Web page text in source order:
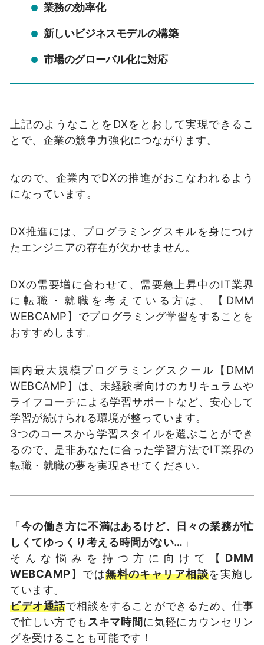
業務の効率化
新しいビジネスモデルの構築
市場のグローバル化に対応
上記のようなことをDXをとおして実現できるこ
とで、企業の競争力強化につながります。
なので、企業内でDXの推進がおこなわれるよう
になっています。
DX推進には、プログラミングスキルを身につけ
たエンジニアの存在が欠かせません。
DXの需要増に合わせて、需要急上昇中のIT業界
に転職・就職を考えている方は、【DMM
WEBCAMP】でプログラミング学習をすることを
おすすめします。
国内最大規模プログラミングスクール【DMM
WEBCAMP】は、未経験者向けのカリキュラムや
ライフコーチによる学習サポートなど、安心して
学習が続けられる環境が整っています。
3つのコースから学習スタイルを選ぶことができ
るので、是非あなたに合った学習方法でIT業界の
転職・就職の夢を実現させてください。
「今の働き方に不満はあるけど、日々の業務が忙
しくてゆっくり考える時間がない… 」
そんな悩みを持つ方に向けて【 DMM
WEBCAMP】では無料のキャリア相談を実施し
ています。
ビデオ通話で相談をすることができるため、仕事
で忙しい方でも スキマ時間に気軽にカウンセリン
グを受けることも可能です！